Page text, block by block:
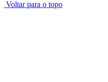
Voltar para o topo